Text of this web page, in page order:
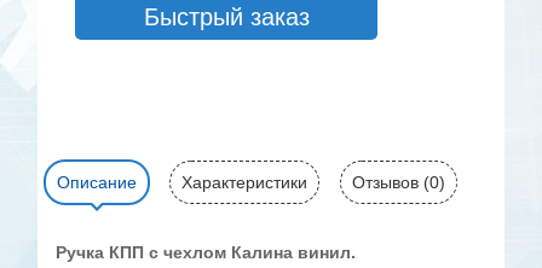
Быстрый заказ
Описание Характеристики Отзывов (0)
Ручка КПП с чехлом Калина винил.